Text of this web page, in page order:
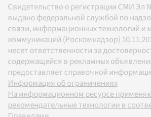
Свидетельство о регистрации СМИ Эл
выдано федеральной службой по
связи, информационных технологий и
коммуникаций (Роскомнадзор)
несет ответственности за
содержащейся в рекламных
предоставляет справочной
Информация об ограничениях
На информационном ресурсе
рекомендательные технологии в